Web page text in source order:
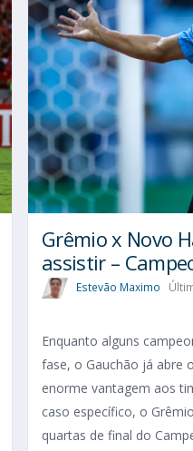
Grêmio x Novo
assistir –
Estevão Maximo
Enquanto alguns
fase, o Gauchão já abre
enorme vantagem aos
caso específico, o
quartas de final do